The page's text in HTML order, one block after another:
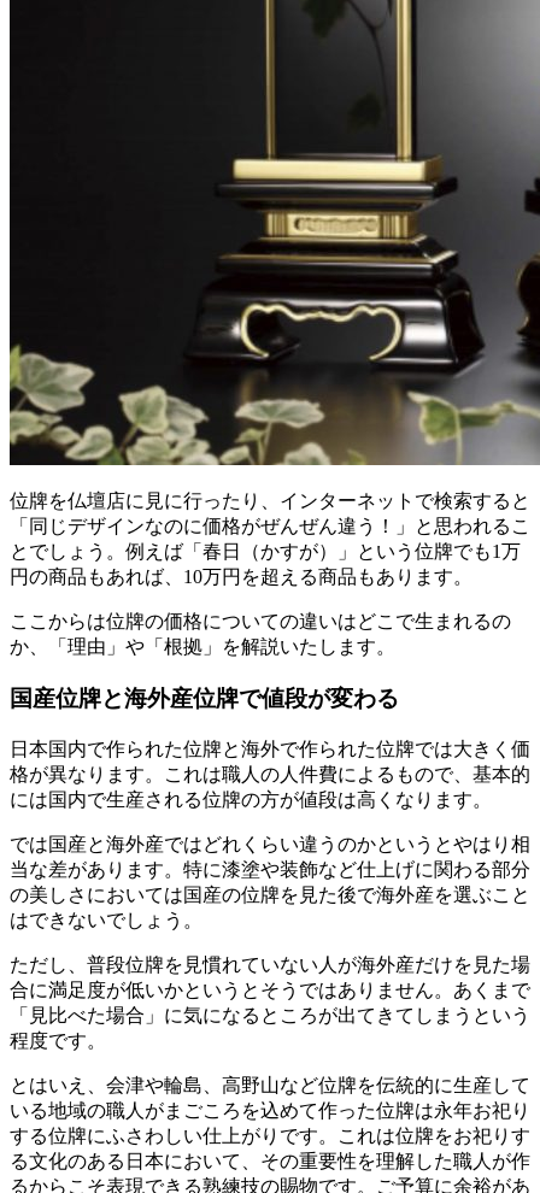
位牌を仏壇店に見に行ったり、インターネットで検索すると
「同じデザインなのに価格がぜんぜん違う！」と思われるこ
とでしょう。例えば「春日（かすが）」という位牌でも1万
円の商品もあれば、10万円を超える商品もあります。
ここからは位牌の価格についての違いはどこで生まれるの
か、「理由」や「根拠」を解説いたします。
国産位牌と海外産位牌で値段が変わる
日本国内で作られた位牌と海外で作られた位牌では大きく価
格が異なります。これは職人の人件費によるもので、基本的
には国内で生産される位牌の方が値段は高くなります。
では国産と海外産ではどれくらい違うのかというとやはり相
当な差があります。特に漆塗や装飾など仕上げに関わる部分
の美しさにおいては国産の位牌を見た後で海外産を選ぶこと
はできないでしょう。
ただし、普段位牌を見慣れていない人が海外産だけを見た場
合に満足度が低いかというとそうではありません。あくまで
「見比べた場合」に気になるところが出てきてしまうという
程度です。
とはいえ、会津や輪島、高野山など位牌を伝統的に生産して
いる地域の職人がまごころを込めて作った位牌は永年お祀り
する位牌にふさわしい仕上がりです。これは位牌をお祀りす
る文化のある日本において、その重要性を理解した職人が作
るからこそ表現できる熟練技の賜物です。ご予算に余裕があ